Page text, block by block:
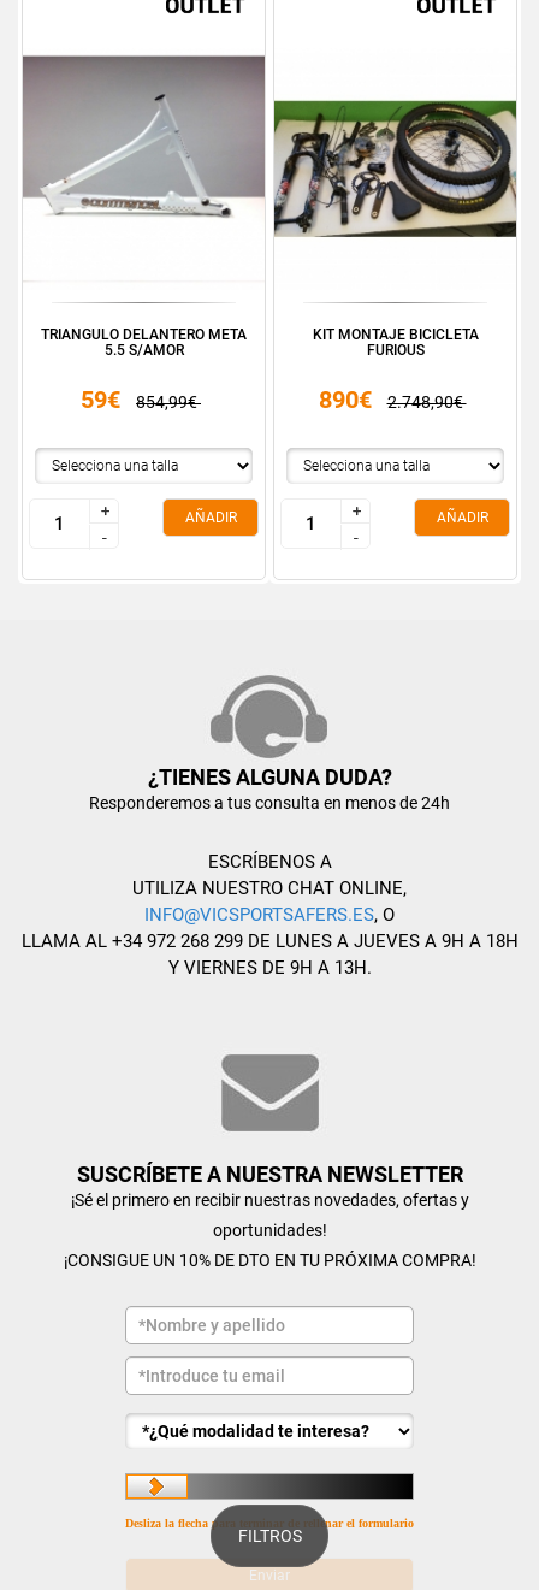
FILTROS
TRIANGULO DELANTERO META
5.5 S/AMOR
59€ 854,99€
+
-
+
-
AÑADIR
KIT MONTAJE BICICLETA
FURIOUS
890€ 2.748,90€
+
-
+
-
AÑADIR
¿TIENES ALGUNA DUDA?
Responderemos a tus consulta en menos de 24h
ESCRÍBENOS A
UTILIZA NUESTRO CHAT ONLINE,
INFO@VICSPORTSAFERS.ES, O
LLAMA AL +34 972 268 299 DE LUNES A JUEVES A 9H A 18H
Y VIERNES DE 9H A 13H.
SUSCRÍBETE A NUESTRA NEWSLETTER
¡Sé el primero en recibir nuestras novedades, ofertas y
oportunidades!
¡CONSIGUE UN 10% DE DTO EN TU PRÓXIMA COMPRA!
Desliza la flecha para terminar de rellenar el formulario